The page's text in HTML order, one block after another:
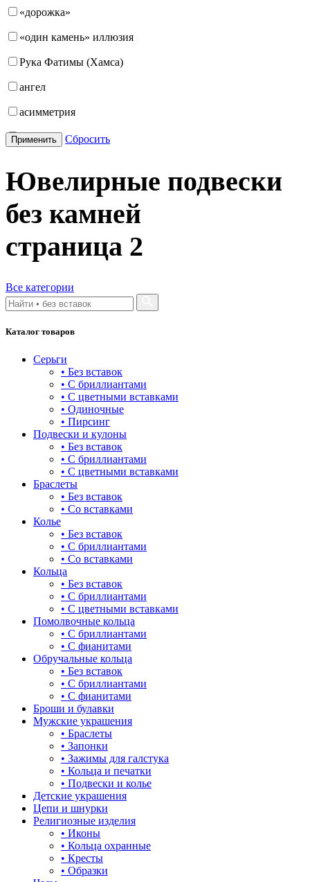
«дорожка»
«один камень» иллюзия
Рука Фатимы (Хамса)
ангел
асимметрия
бабочка
башня
бесконечность
булавка
волк
гвоздь
деревья
длинные
для мам
драконы и змеи
другие религии
животный мир
жучки и букашки
звезды
знаки зодиака
квадрат (куб)
клевер
ключ
корона
кошки
круг (шар)
крылья и перья
листья
ловец снов
лошадки и единороги
Применить Сбросить
Ювелирные подвески
без камней
страница 2
Все категории
Каталог товаров
Серьги
• Без вставок
• С бриллиантами
• С цветными вставками
• Одиночные
• Пирсинг
Подвески и кулоны
• Без вставок
• С бриллиантами
• С цветными вставками
Браслеты
• Без вставок
• Со вставками
Колье
• Без вставок
• С бриллиантами
• Со вставками
Кольца
• Без вставок
• С бриллиантами
• С цветными вставками
Помолвочные кольца
• С бриллиантами
• С фианитами
Обручальные кольца
• Без вставок
• С бриллиантами
• С фианитами
Броши и булавки
Мужские украшения
• Браслеты
• Запонки
• Зажимы для галстука
• Кольца и печатки
• Подвески и колье
Детские украшения
Цепи и шнурки
Религиозные изделия
• Иконы
• Кольца охранные
• Кресты
• Образки